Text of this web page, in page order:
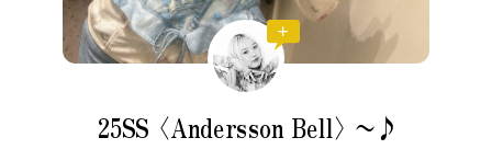
25SS〈Andersson Bell〉〜♪